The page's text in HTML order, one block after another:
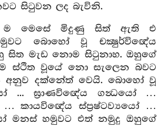
සිටුවන ලද බැවිනි.
ම මෙසේ මිදුණු සිත් ඇති එ
බොහෝ වූ චක්‍ෂුර්විඥේය
මැඩ නොම සිටුනාහ. ඔහුගේ
ම ස්ථිත වූයේ නො සැලෙන බවට
අනුව දක්නේත් වෙයි. බොහෝ වූ
... ඝ්‍රාණවිඥේය ගන්‍ධයෝ …
කායවිඥේය ස්ප්‍රෂ්ටව්‍යයෝ …
මනස් හමුවට එත් නමුදු ඔහුගේ